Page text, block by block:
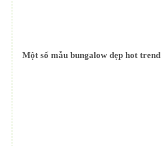
Một số mẫu bungalow đẹp hot trend